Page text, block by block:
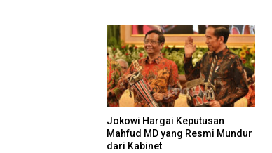
Jokowi Hargai Keputusan
Mahfud MD yang Resmi Mundur
dari Kabinet